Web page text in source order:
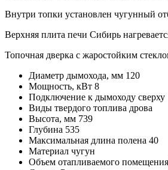
Внутри топки установлен чугунный
Верхняя плита печи Сибирь
Топочная дверка с жаростойким
Диаметр дымохода, мм 120
Мощность, кВт 8
Подключение к дымоходу сверху
Виды твердого топлива дрова
Высота, мм 739
Глубина 535
Максимальная длина полена 40
Материал чугун
Объем отапливаемого помещения